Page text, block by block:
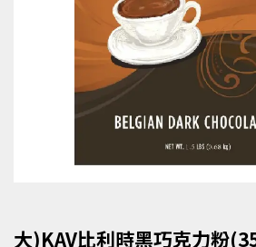
大)KAV比利時黑巧克力粉